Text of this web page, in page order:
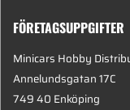
FÖRETAGSUPPGIFTER
Minicars Hobby
Annelundsgatan 17C
749 40 Enköping